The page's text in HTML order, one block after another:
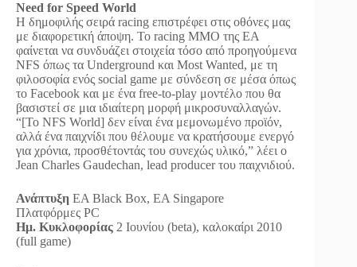
Need for Speed World
Η δημοφιλής σειρά racing επιστρέφει στις οθόνες μας
με διαφορετική άποψη. Το racing MMO της EA
φαίνεται να συνδυάζει στοιχεία τόσο από προηγούμενα
NFS όπως τα Underground και Most Wanted, με τη
φιλοσοφία ενός social game με σύνδεση σε μέσα όπως
το Facebook και με ένα free-to-play μοντέλο που θα
βασιστεί σε μια ιδιαίτερη μορφή μικροσυναλλαγών.
“[Το NFS World] δεν είναι ένα μεμονωμένο προϊόν,
αλλά ένα παιχνίδι που θέλουμε να κρατήσουμε ενεργό
για χρόνια, προσθέτοντάς του συνεχώς υλικό,” λέει ο
Jean Charles Gaudechan, lead producer του παιχνιδιού.
Ανάπτυξη EA Black Box, EA Singapore
Πλατφόρμες PC
Ημ. Κυκλοφορίας 2 Ιουνίου (beta), καλοκαίρι 2010
(full game)